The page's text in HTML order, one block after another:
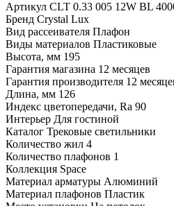
Артикул CLT 0.33 005 12W BL
Бренд Crystal Lux
Вид рассеивателя Плафон
Виды материалов Пластиковые
Высота, мм 195
Гарантия магазина 12 месяцев
Гарантия производителя 12
Длина, мм 126
Индекс цветопередачи, Ra 90
Интерьер Для гостиной
Каталог Трековые светильники
Количество жил 4
Количество плафонов 1
Коллекция Space
Материал арматуры Алюминий
Материал плафонов Пластик